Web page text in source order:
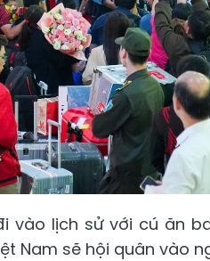
vào lịch sử với cú ăn
Nam sẽ hội quân vào